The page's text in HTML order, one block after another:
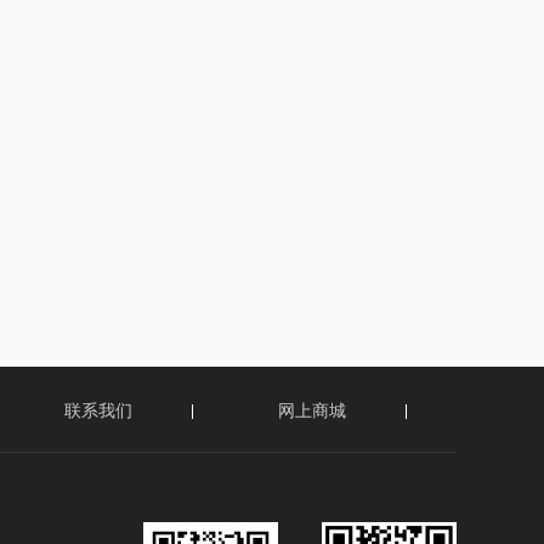
联系我们 网上商城